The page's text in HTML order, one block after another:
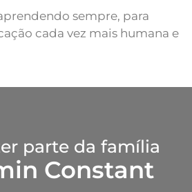
sempre, para
cada vez mais humana e
parte da família
Constant